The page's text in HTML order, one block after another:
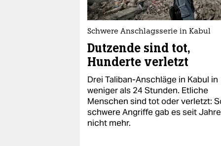
Schwere Anschlagsserie in Kabul
Dutzende sind tot,
Hunderte verletzt
Drei Taliban-Anschläge in Kabul in
weniger als 24 Stunden. Etliche
Menschen sind tot oder verletzt:
schwere Angriffe gab es seit
nicht mehr.